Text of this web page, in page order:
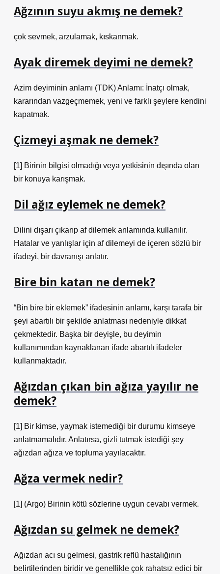
Ağzının suyu akmış ne demek?
çok sevmek, arzulamak, kıskanmak.
Ayak diremek deyimi ne demek?
Azim deyiminin anlamı (TDK) Anlamı: İnatçı olmak,
kararından vazgeçmemek, yeni ve farklı şeylere kendini
kapatmak.
Çizmeyi aşmak ne demek?
[1] Birinin bilgisi olmadığı veya yetkisinin dışında olan
bir konuya karışmak.
Dil ağız eylemek ne demek?
Dilini dışarı çıkarıp af dilemek anlamında kullanılır.
Hatalar ve yanlışlar için af dilemeyi de içeren sözlü bir
ifadeyi, bir davranışı anlatır.
Bire bin katan ne demek?
“Bin bire bir eklemek” ifadesinin anlamı, karşı tarafa bir
şeyi abartılı bir şekilde anlatması nedeniyle dikkat
çekmektedir. Başka bir deyişle, bu deyimin
kullanımından kaynaklanan ifade abartılı ifadeler
kullanmaktadır.
Ağızdan çıkan bin ağıza yayılır ne
demek?
[1] Bir kimse, yaymak istemediği bir durumu kimseye
anlatmamalıdır. Anlatırsa, gizli tutmak istediği şey
ağızdan ağıza ve topluma yayılacaktır.
Ağza vermek nedir?
[1] (Argo) Birinin kötü sözlerine uygun cevabı vermek.
Ağızdan su gelmek ne demek?
Ağızdan acı su gelmesi, gastrik reflü hastalığının
belirtilerinden biridir ve genellikle çok rahatsız edici bir